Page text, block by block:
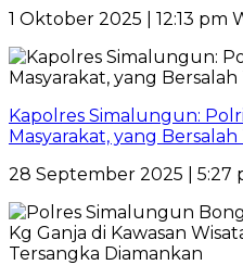
1 Oktober 2025 | 12:13 pm
Kapolres Simalungun:
Masyarakat, yang
28 September 2025 | 5:27